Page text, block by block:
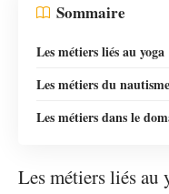
Sommaire
Les métiers liés au yoga
Les métiers du
Les métiers dans le
Les métiers liés au